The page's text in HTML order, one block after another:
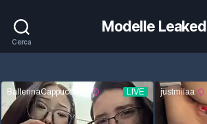
Cerca
Modelle Leaked